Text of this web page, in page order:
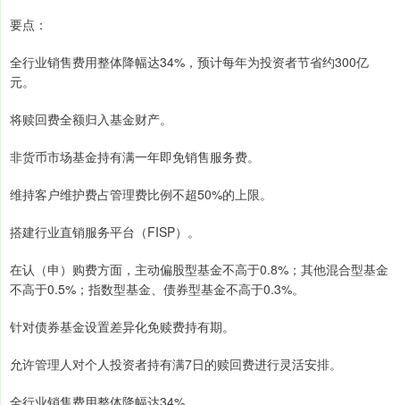
要点：
全行业销售费用整体降幅达34%，预计每年为投资者节省约300亿
元。
将赎回费全额归入基金财产。
非货币市场基金持有满一年即免销售服务费。
维持客户维护费占管理费比例不超50%的上限。
搭建行业直销服务平台（FISP）。
在认（申）购费方面，主动偏股型基金不高于0.8%；其他混合型基金
不高于0.5%；指数型基金、债券型基金不高于0.3%。
针对债券基金设置差异化免赎费持有期。
允许管理人对个人投资者持有满7日的赎回费进行灵活安排。